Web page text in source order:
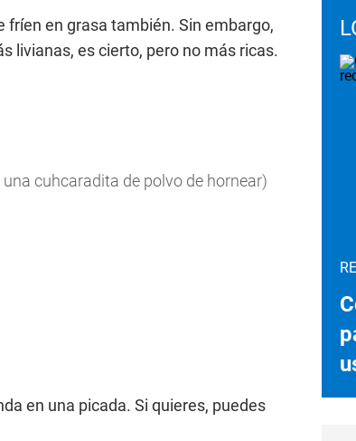
fríen en grasa también. Sin embargo,
livianas, es cierto, pero no más ricas.
cuhcaradita de polvo de hornear)
en una picada. Si quieres, puedes